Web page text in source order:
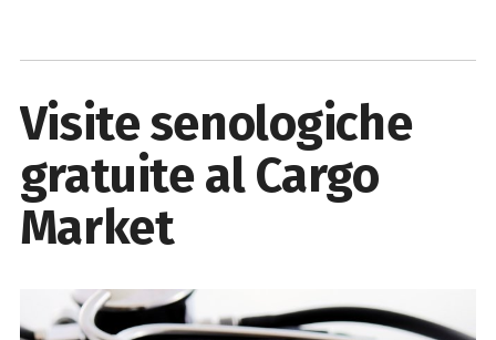
Visite senologiche
gratuite al Cargo
Market